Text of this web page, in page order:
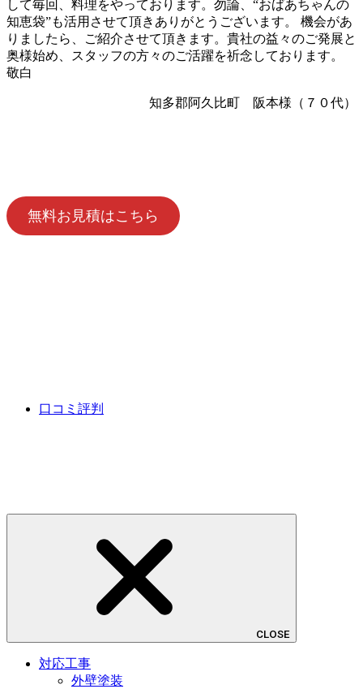
して毎回、料理をやっております。勿論、“おばあちゃんの
知恵袋”も活用させて頂きありがとうございます。 機会があ
りましたら、ご紹介させて頂きます。貴社の益々のご発展と
奥様始め、スタッフの方々のご活躍を祈念しております。
敬白
知多郡阿久比町 阪本様（７０代）
無料お見積はこちら
口コミ評判
CLOSE
対応工事
外壁塗装